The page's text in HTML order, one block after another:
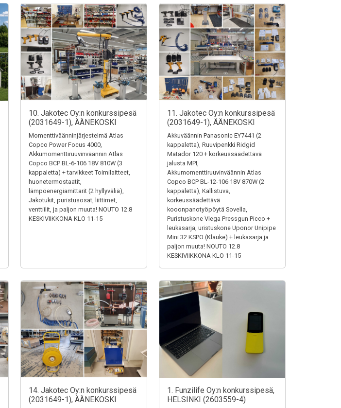
10. Jakotec Oy:n konkurssipesä
(2031649-1), ÄÄNEKOSKI
Momenttiväänninjärjestelmä Atlas
Copco Power Focus 4000,
Akkumomenttiruuvinväännin Atlas
Copco BCP BL-6-106 18V 810W (3
kappaletta) + tarvikkeet Toimilaitteet,
huonetermostaatit,
lämpöenergiamittarit (2 hyllyväliä),
Jakotukit, puristusosat, liittimet,
venttiilit, ja paljon muuta! NOUTO 12.8
KESKIVIIKKONA KLO 11-15
11. Jakotec Oy:n konkurssipesä
(2031649-1), ÄÄNEKOSKI
Akkuväännin Panasonic EY7441 (2
kappaletta), Ruuvipenkki Ridgid
Matador 120 + korkeussäädettävä
jalusta MPI,
Akkumomenttiruuvinväännin Atlas
Copco BCP BL-12-106 18V 870W (2
kappaletta), Kallistuva,
korkeussäädettävä
kooonpanotyöpöytä Sovella,
Puristuskone Viega Pressgun Picco +
leukasarja, uristuskone Uponor Unipipe
Mini 32 KSPO (Klauke) + leukasarja ja
paljon muuta! NOUTO 12.8
KESKIVIIKKONA KLO 11-15
14. Jakotec Oy:n konkurssipesä
(2031649-1), ÄÄNEKOSKI
1. Funzilife Oy:n konkurssipesä,
HELSINKI (2603559-4)